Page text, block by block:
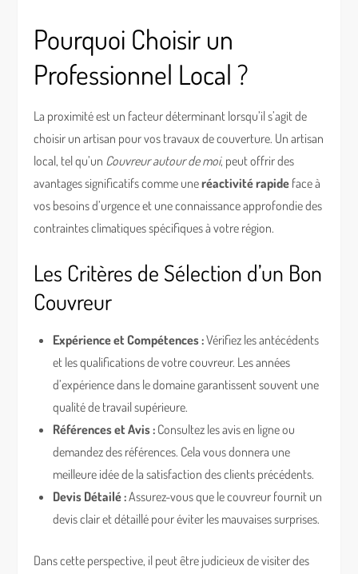
Pourquoi Choisir un
Professionnel Local ?
La proximité est un facteur déterminant lorsqu’il s’agit de
choisir un artisan pour vos travaux de couverture. Un artisan
local, tel qu’un Couvreur autour de moi, peut offrir des
avantages significatifs comme uneréactivité rapide face à
vos besoins d’urgence et une connaissance approfondie des
contraintes climatiques spécifiques à votre région.
Les Critères de Sélection d’un Bon
Couvreur
Expérience et Compétences :Vérifiez les antécédents
et les qualifications de votre couvreur. Les années
d’expérience dans le domaine garantissent souvent une
qualité de travail supérieure.
Références et Avis : Consultez les avis en ligne ou
demandez des références. Cela vous donnera une
meilleure idée de la satisfaction des clients précédents.
Devis Détailé :Assurez-vous que le couvreur fournit un
devis clair et détaillé pour éviter les mauvaises surprises.
Dans cette perspective, il peut être judicieux de visiter des